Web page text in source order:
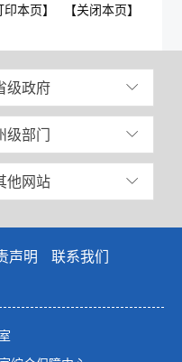
印本页】 【关闭本页】
级政府
级部门
他网站
声明
联系我们